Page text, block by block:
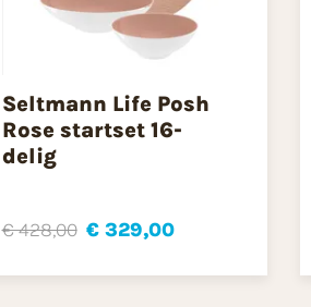
Seltmann Life Posh
Rose startset 16-
delig
€ 428,00 € 329,00